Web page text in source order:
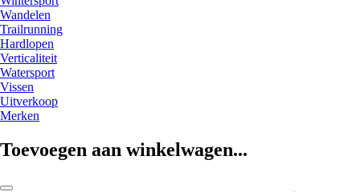
Wandelen
Trailrunning
Hardlopen
Verticaliteit
Watersport
Vissen
Uitverkoop
Merken
Toevoegen aan winkelwagen...